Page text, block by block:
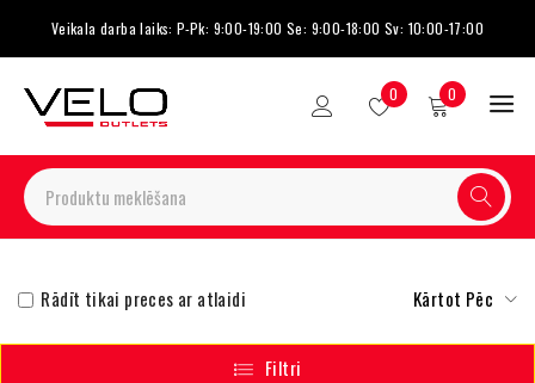
Veikala darba laiks: P-Pk: 9:00-19:00 Se: 9:00-18:00 Sv: 10:00-17:00
0 0
Kārtot Pēc
Rādīt tikai preces ar atlaidi
Filtri